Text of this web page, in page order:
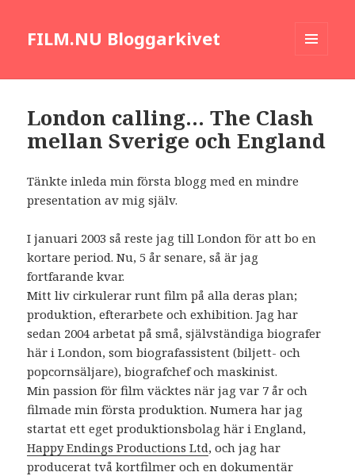
FILM.NU Bloggarkivet
London calling… The Clash
mellan Sverige och England
Tänkte inleda min första blogg med en mindre
presentation av mig själv.
I januari 2003 så reste jag till London för att bo en
kortare period. Nu, 5 år senare, så är jag
fortfarande kvar.
Mitt liv cirkulerar runt film på alla deras plan;
produktion, efterarbete och exhibition. Jag har
sedan 2004 arbetat på små, självständiga biografer
här i London, som biografassistent (biljett- och
popcornsäljare), biografchef och maskinist.
Min passion för film väcktes när jag var 7 år och
filmade min första produktion. Numera har jag
startat ett eget produktionsbolag här i England,
Happy Endings Productions Ltd, och jag har
producerat två kortfilmer och en dokumentär